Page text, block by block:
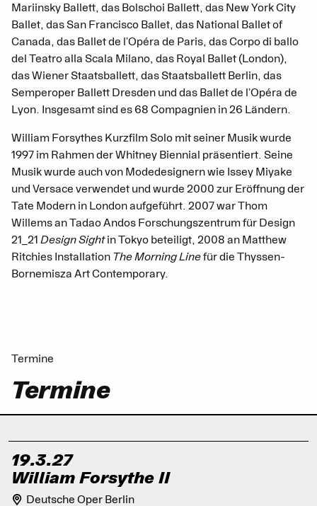
Mariinsky Ballett, das Bolschoi Ballett, das New York City
Ballet, das San Francisco Ballet, das National Ballet of
Canada, das Ballet de l’Opéra de Paris, das Corpo di ballo
del Teatro alla Scala Milano, das Royal Ballet (London),
das Wiener Staatsballett, das Staatsballett Berlin, das
Semperoper Ballett Dresden und das Ballet de l’Opéra de
Lyon. Insgesamt sind es 68 Compagnien in 26 Ländern.
William Forsythes Kurzfilm Solo mit seiner Musik wurde
1997 im Rahmen der Whitney Biennial präsentiert. Seine
Musik wurde auch von Modedesignern wie Issey Miyake
und Versace verwendet und wurde 2000 zur Eröffnung der
Tate Modern in London aufgeführt. 2007 war Thom
Willems an Tadao Andos Forschungszentrum für Design
21_21 Design Sightin Tokyo beteiligt, 2008 an Matthew
Ritchies Installation The Morning Linefür die Thyssen-
Bornemisza Art Contemporary.
Termine
Termine
19.3.27
William Forsythe II
Deutsche Oper Berlin